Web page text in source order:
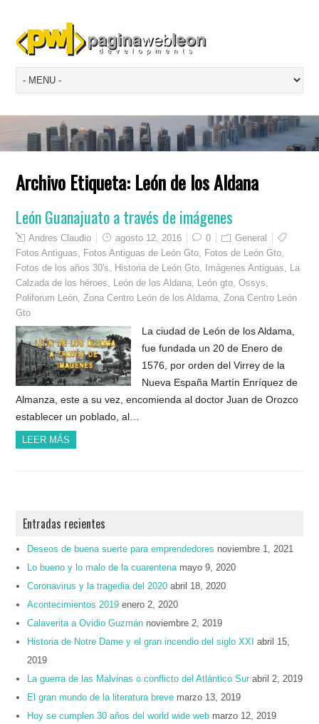
Archivo Etiqueta: León de los Aldana
León Guanajuato a través de imágenes
Andres Claudio agosto 12, 2016 0
General
Fotos Antiguas
Fotos Antiguas de León Gto Fotos de León Gto
Fotos de los años 30's
Historia de León Gto Imágenes Antiguas
La
Calzada de los héroes
León de los Aldana León gto ,Ossys
Poliforum León Zona Centro León de los Aldama Zona Centro León
Gto
La ciudad de León de los Aldama,
fue fundada un 20 de Enero de
1576, por orden del Virrey de la
Nueva España Martín Enríquez de
Almanza, este a su vez, encomienda al doctor Juan de Orozco
establecer un poblado, al…
LEER MÁS
Entradas recientes
Deseos de buena suerte para emprendedores noviembre 1, 2021
Lo bueno y lo malo de la cuarentena mayo 9, 2020
Coronavirus y la tragedia del 2020 abril 18, 2020
Acontecimientos 2019 enero 2, 2020
Calaverita a Ovidio Guzmán noviembre 2, 2019
Historia de Notre Dame y el gran incendio del siglo XXI
abril 15,
2019
La guerra de las Malvinas o conflicto del Atlántico Sur abril 2, 2019
El gran mundo de la literatura breve marzo 13, 2019
Hoy se cumplen 30 años del world wide web marzo 12, 2019